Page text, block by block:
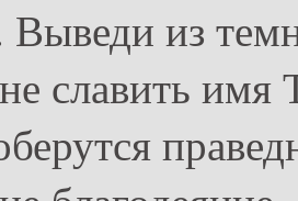
Выведи из
славить имя